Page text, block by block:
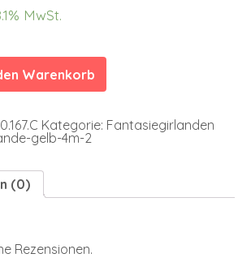
MwSt.
Warenkorb
Kategorie: Fantasiegirlanden
gelb-4m-2
(0)
Rezensionen.